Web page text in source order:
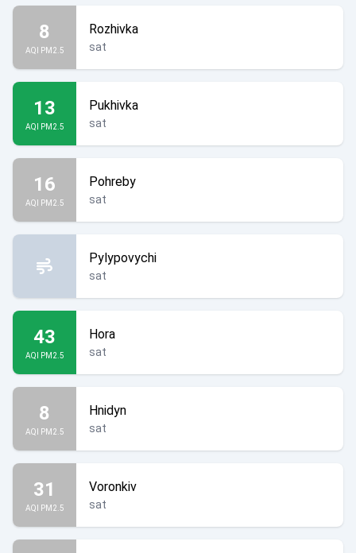
8
AQI PM2.5
Rozhivka
sat
13
AQI PM2.5
Pukhivka
sat
16
AQI PM2.5
Pohreby
sat
Pylypovychi
sat
43
AQI PM2.5
Hora
sat
8
AQI PM2.5
Hnidyn
sat
31
AQI PM2.5
Voronkiv
sat